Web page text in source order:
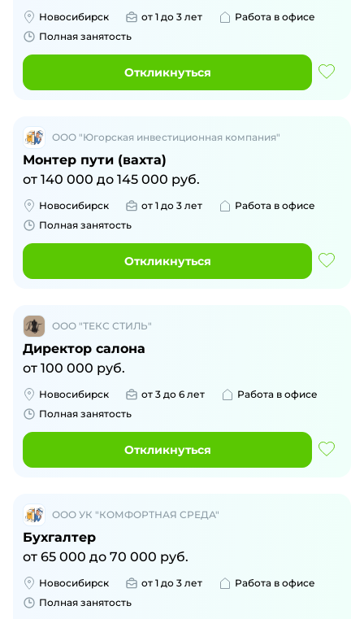
Новосибирск от 1 до 3 лет
Работа в офисе
Полная занятость
Откликнуться
ООО "Югорская инвестиционная компания"
Монтер пути (вахта)
от 140 000 до 145 000 руб.
Новосибирск от 1 до 3 лет
Работа в офисе
Полная занятость
Откликнуться
ООО "ТЕКС СТИЛЬ"
Директор салона
от 100 000 руб.
Новосибирск от 3 до 6 лет
Работа в офисе
Полная занятость
Откликнуться
ООО УК "КОМФОРТНАЯ СРЕДА"
Бухгалтер
от 65 000 до 70 000 руб.
Новосибирск от 1 до 3 лет
Работа в офисе
Полная занятость